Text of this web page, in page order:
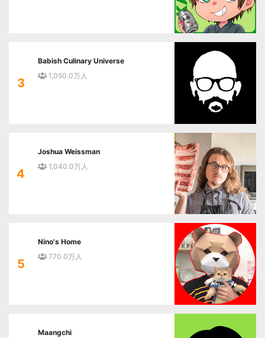
3
Babish Culinary Universe
1,050.0万人
4
Joshua Weissman
1,040.0万人
5
Nino's Home
770.0万人
Maangchi